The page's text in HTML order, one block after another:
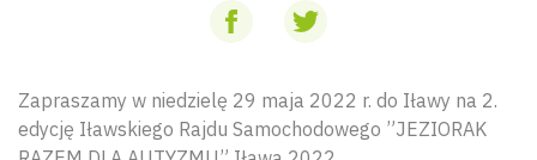
Zapraszamy w niedzielę 29 maja 2022 r. do Iławy na 2.
edycję Iławskiego Rajdu Samochodowego ”JEZIORAK